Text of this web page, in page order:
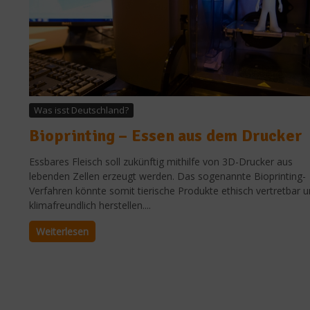
Was isst Deutschland?
Bioprinting – Essen aus dem Drucker
Essbares Fleisch soll zukünftig mithilfe von 3D-Drucker aus
lebenden Zellen erzeugt werden. Das sogenannte Bioprinting-
Verfahren könnte somit tierische Produkte ethisch vertretbar
klimafreundlich herstellen....
Weiterlesen